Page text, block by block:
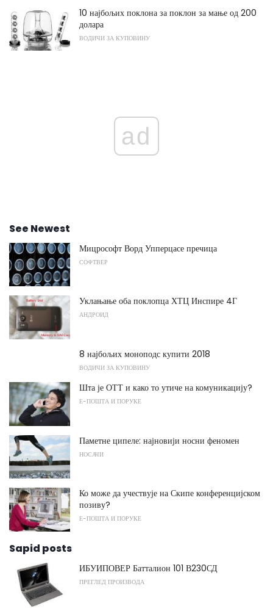
10 најбољих поклона за поклон за мање од 200
долара
ВОДИЧИ ЗА КУПОВИНУ
ad
See Newest
Мицрософт Ворд Упперцасе пречица
СОФТВЕР
Уклањање оба поклопца ХТЦ Инспире 4Г
АНДРОИД
8 најбољих моноподс купити 2018
ВОДИЧИ ЗА КУПОВИНУ
Шта је ОТТ и како то утиче на комуникацију?
Е-ПОШТА И ПОРУКЕ
Паметне ципеле: најновији носни феномен
НОСАЧИ
Ко може да учествује на Скипе конференцијском
позиву?
Е-ПОШТА И ПОРУКЕ
Sapid posts
ИБУИПОВЕР Батталион 101 В230СД
ПРЕГЛЕД ПРОИЗВОДА